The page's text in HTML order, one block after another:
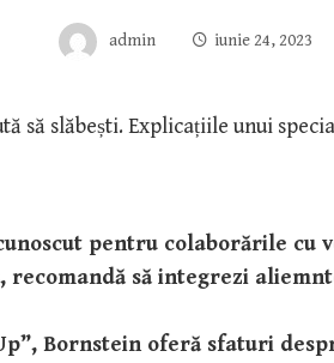
admin iunie 24, 2023
pentru colaborările cu
recomandă să integrezi
Bornstein oferă sfaturi